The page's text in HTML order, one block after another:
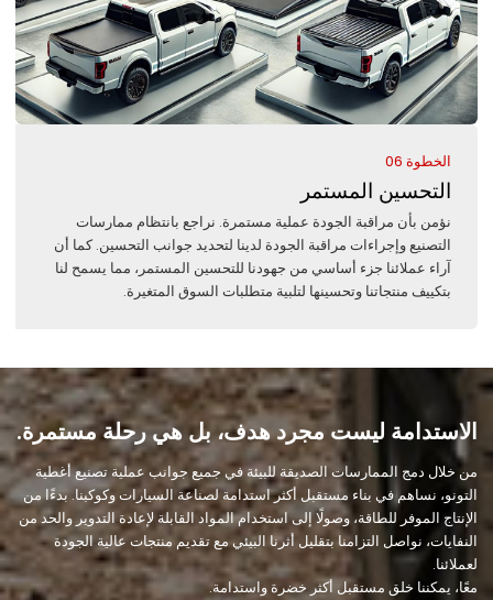
الخطوة 06
التحسين المستمر
نؤمن بأن مراقبة الجودة عملية مستمرة. نراجع بانتظام ممارسات
التصنيع وإجراءات مراقبة الجودة لدينا لتحديد جوانب التحسين. كما أن
آراء عملائنا جزء أساسي من جهودنا للتحسين المستمر، مما يسمح لنا
بتكييف منتجاتنا وتحسينها لتلبية متطلبات السوق المتغيرة.
الاستدامة ليست مجرد هدف، بل هي رحلة مستمرة.
من خلال دمج الممارسات الصديقة للبيئة في جميع جوانب عملية تصنيع أغطية
التونو، نساهم في بناء مستقبل أكثر استدامة لصناعة السيارات وكوكبنا. بدءًا من
الإنتاج الموفر للطاقة، وصولًا إلى استخدام المواد القابلة لإعادة التدوير والحد من
النفايات، نواصل التزامنا بتقليل أثرنا البيئي مع تقديم منتجات عالية الجودة
لعملائنا.
معًا، يمكننا خلق مستقبل أكثر خضرة واستدامة.